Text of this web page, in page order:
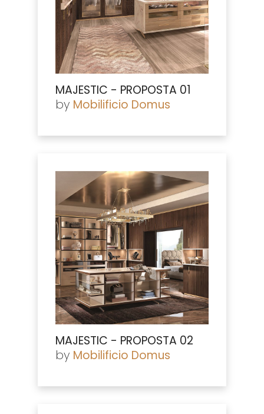
MAJESTIC - PROPOSTA 01
by Mobilificio Domus
MAJESTIC - PROPOSTA 02
by Mobilificio Domus